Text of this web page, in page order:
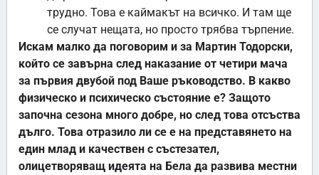
трудно. Това е каймакът на всичко. И там ще
се случат нещата, но просто трябва търпение.
Искам малко да поговорим и за Мартин Тодорски,
който се завърна след наказание от четири мача
за първия двубой под Ваше ръководство. В какво
физическо и психическо състояние е? Защото
започна сезона много добре, но след това отсъства
дълго. Това отразило ли се е на представянето на
един млад и качествен с състезател,
олицетворяващ идеята на Бела да развива местни